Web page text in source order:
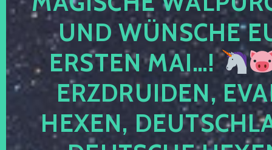
UND WÜNSCHE
ERSTEN MAI…!
ERZDRUIDEN,
HEXEN,